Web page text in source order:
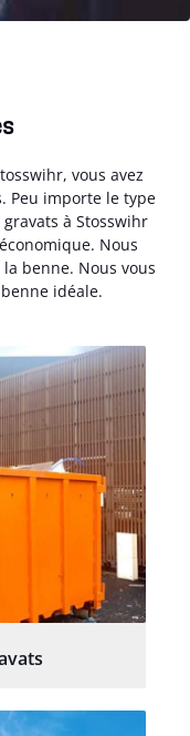
vous avez
Peu importe le type
à Stosswihr
Nous
benne. Nous vous
idéale.